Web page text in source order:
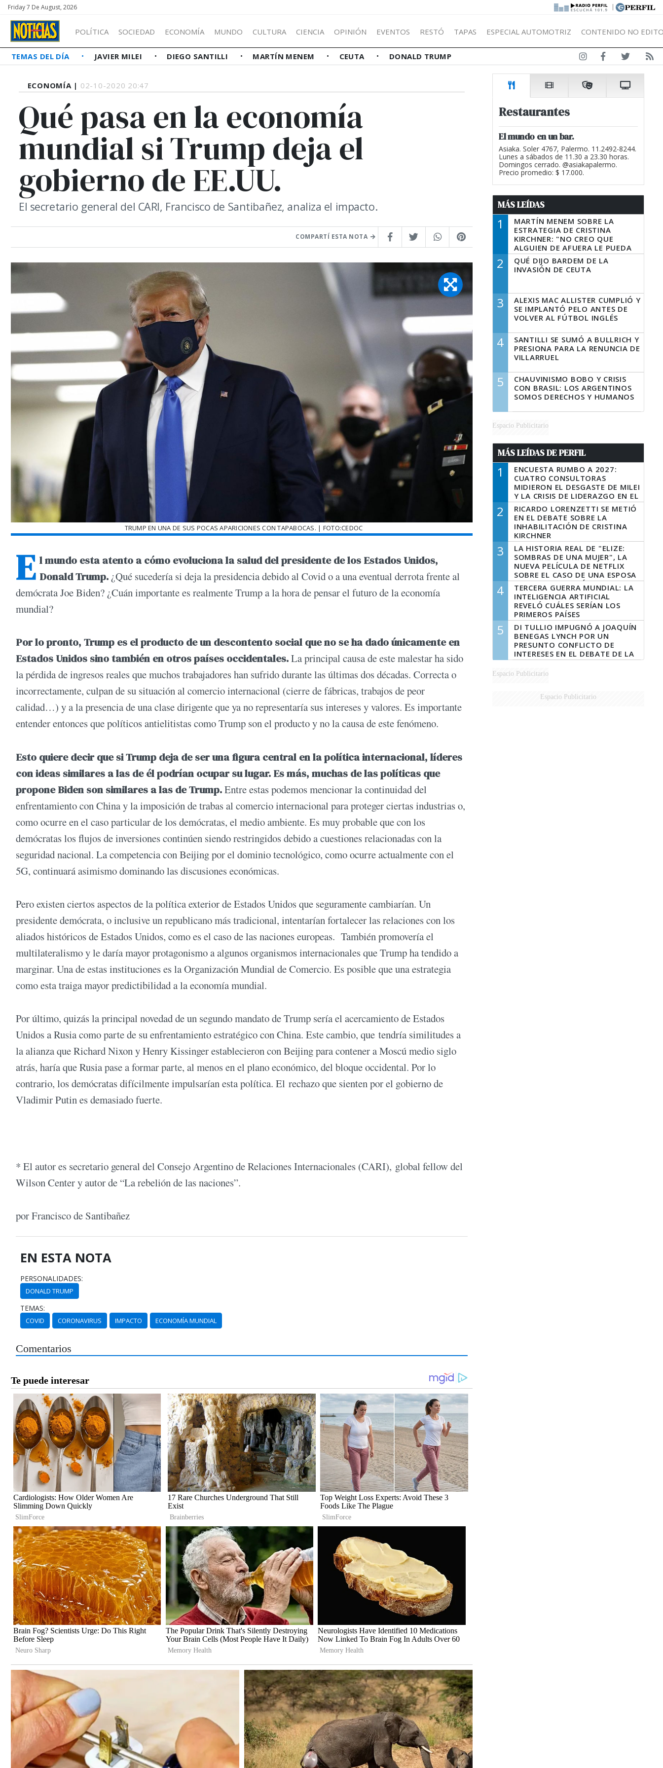
Friday 7 De August, 2026 |
POLÍTICA SOCIEDAD ECONOMÍA MUNDO CULTURA CIENCIA OPINIÓN EVENTOS RESTÓ TAPAS ESPECIAL AUTOMOTRIZ CONTENIDO NO
TEMAS DEL DÍA JAVIER MILEI DIEGO SANTILLI MARTÍN MENEM CEUTA DONALD TRUMP
ECONOMÍA | 02-10-2020 20:47
Qué pasa en la economía
mundial si Trump deja el
gobierno de EE.UU.
El secretario general del CARI, Francisco de Santibañez, analiza el impacto.
COMPARTÍ ESTA NOTA
TRUMP EN UNA DE SUS POCAS APARICIONES CON TAPABOCAS. | FOTO:CEDOC
E l mundo esta atento a cómo evoluciona la salud del presidente de los Estados Unidos,
Donald Trump. ¿Qué sucedería si deja la presidencia debido al Covid o a una eventual derrota frente al
demócrata Joe Biden? ¿Cuán importante es realmente Trump a la hora de pensar el futuro de la economía
mundial?
Por lo pronto, Trump es el producto de un descontento social que no se ha dado únicamente en
Estados Unidos sino también en otros países occidentales.La principal causa de este malestar ha sido
la pérdida de ingresos reales que muchos trabajadores han sufrido durante las últimas dos décadas. Correcta o
incorrectamente, culpan de su situación al comercio internacional (cierre de fábricas, trabajos de peor
calidad…) y a la presencia de una clase dirigente que ya no representaría sus intereses y valores. Es importante
entender entonces que políticos antielitistas como Trump son el producto y no la causa de este fenómeno.
Esto quiere decir que si Trump deja de ser una figura central en la política internacional, líderes
con ideas similares a las de él podrían ocupar su lugar. Es más, muchas de las políticas que
propone Biden son similares a las de Trump.Entre estas podemos mencionar la continuidad del
enfrentamiento con China y la imposición de trabas al comercio internacional para proteger ciertas industrias o,
como ocurre en el caso particular de los demócratas, el medio ambiente. Es muy probable que con los
demócratas los flujos de inversiones continúen siendo restringidos debido a cuestiones relacionadas con la
seguridad nacional. La competencia con Beijing por el dominio tecnológico, como ocurre actualmente con el
5G, continuará asimismo dominando las discusiones económicas.
Pero existen ciertos aspectos de la política exterior de Estados Unidos que seguramente cambiarían. Un
presidente demócrata, o inclusive un republicano más tradicional, intentarían fortalecer las relaciones con los
aliados históricos de Estados Unidos, como es el caso de las naciones europeas. También promovería el
multilateralismo y le daría mayor protagonismo a algunos organismos internacionales que Trump ha tendido a
marginar. Una de estas instituciones es la Organización Mundial de Comercio. Es posible que una estrategia
como esta traiga mayor predictibilidad a la economía mundial.
Por último, quizás la principal novedad de un segundo mandato de Trump sería el acercamiento de Estados
Unidos a Rusia como parte de su enfrentamiento estratégico con China. Este cambio, que tendría similitudes a
la alianza que Richard Nixon y Henry Kissinger establecieron con Beijing para contener a Moscú medio siglo
atrás, haría que Rusia pase a formar parte, al menos en el plano económico, del bloque occidental. Por lo
contrario, los demócratas difícilmente impulsarían esta política. El rechazo que sienten por el gobierno de
Vladimir Putin es demasiado fuerte.
* El autor es secretario general del Consejo Argentino de Relaciones Internacionales (CARI), global fellow del
Wilson Center y autor de “La rebelión de las naciones”.
por Francisco de Santibañez
EN ESTA NOTA
PERSONALIDADES:
DONALD TRUMP
TEMAS:
COVID CORONAVIRUS IMPACTO ECONOMÍA MUNDIAL
Comentarios
Restaurantes
El mundo en un bar.
Asiaka. Soler 4767, Palermo. 11.2492-8244.
Lunes a sábados de 11.30 a 23.30 horas.
Domingos cerrado. @asiakapalermo.
Precio promedio: $ 17.000.
MÁS LEÍDAS
1
MARTÍN MENEM SOBRE LA
ESTRATEGIA DE CRISTINA
KIRCHNER: "NO CREO QUE
ALGUIEN DE AFUERA LE PUEDA
DECIR A LA JUSTICIA LO QUE
TIENE QUE HACER"
2
QUÉ DIJO BARDEM DE LA
INVASIÓN DE CEUTA
3
ALEXIS MAC ALLISTER CUMPLIÓ Y
SE IMPLANTÓ PELO ANTES DE
VOLVER AL FÚTBOL INGLÉS
4
SANTILLI SE SUMÓ A BULLRICH Y
PRESIONA PARA LA RENUNCIA DE
VILLARRUEL
5
CHAUVINISMO BOBO Y CRISIS
CON BRASIL: LOS ARGENTINOS
SOMOS DERECHOS Y HUMANOS
Espacio Publicitario
MÁS LEÍDAS DE PERFIL
1
ENCUESTA RUMBO A 2027:
CUATRO CONSULTORAS
MIDIERON EL DESGASTE DE MILEI
Y LA CRISIS DE LIDERAZGO EN EL
PERONISMO
2
RICARDO LORENZETTI SE METIÓ
EN EL DEBATE SOBRE LA
INHABILITACIÓN DE CRISTINA
KIRCHNER
3
LA HISTORIA REAL DE "ELIZE:
SOMBRAS DE UNA MUJER", LA
NUEVA PELÍCULA DE NETFLIX
SOBRE EL CASO DE UNA ESPOSA
QUE DESCUARTIZÓ A SU
MARIDO
4
TERCERA GUERRA MUNDIAL: LA
INTELIGENCIA ARTIFICIAL
REVELÓ CUÁLES SERÍAN LOS
PRIMEROS PAÍSES
LATINOAMERICANOS EN SER
DERROTADOS
5
DI TULLIO IMPUGNÓ A JOAQUÍN
BENEGAS LYNCH POR UN
PRESUNTO CONFLICTO DE
INTERESES EN EL DEBATE DE LA
LEY DE TIERRAS
Espacio Publicitario
Espacio Publicitario